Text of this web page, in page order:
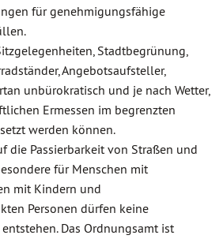
für genehmigungsfähige
Stadtbegrünung,
Angebotsaufsteller,
unbürokratisch und je nach Wetter,
Ermessen im begrenzten
werden können.
die Passierbarkeit von Straßen und
für Menschen mit
mit Kindern und
Personen dürfen keine
Das Ordnungsamt ist